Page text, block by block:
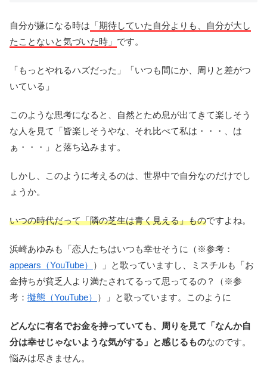
自分が嫌になる時は 「期待していた自分よりも、自分が大し
たことないと気づいた時」 です。
「もっとやれるハズだった」「いつも間にか、周りと差がつ
いている」
このような思考になると、自然とため息が出てきて楽しそう
な人を見て「皆楽しそうやな、それ比べて私は・・・、は
ぁ・・・」と落ち込みます。
しかし、このように考えるのは、世界中で自分なのだけでし
ょうか。
いつの時代だって「隣の芝生は青く見える」ものですよね。
浜崎あゆみも「恋人たちはいつも幸せそうに（※参考：
appears（YouTube）
）」と歌っていますし、ミスチルも「お
金持ちが貧乏人より満たされてるって思ってるの？（※参
考： 擬態（YouTube） ）」と歌っています。このように
どんなに有名でお金を持っていても、周りを見て「なんか自
分は幸せじゃないような気がする」と感じるものなのです。
悩みは尽きません。